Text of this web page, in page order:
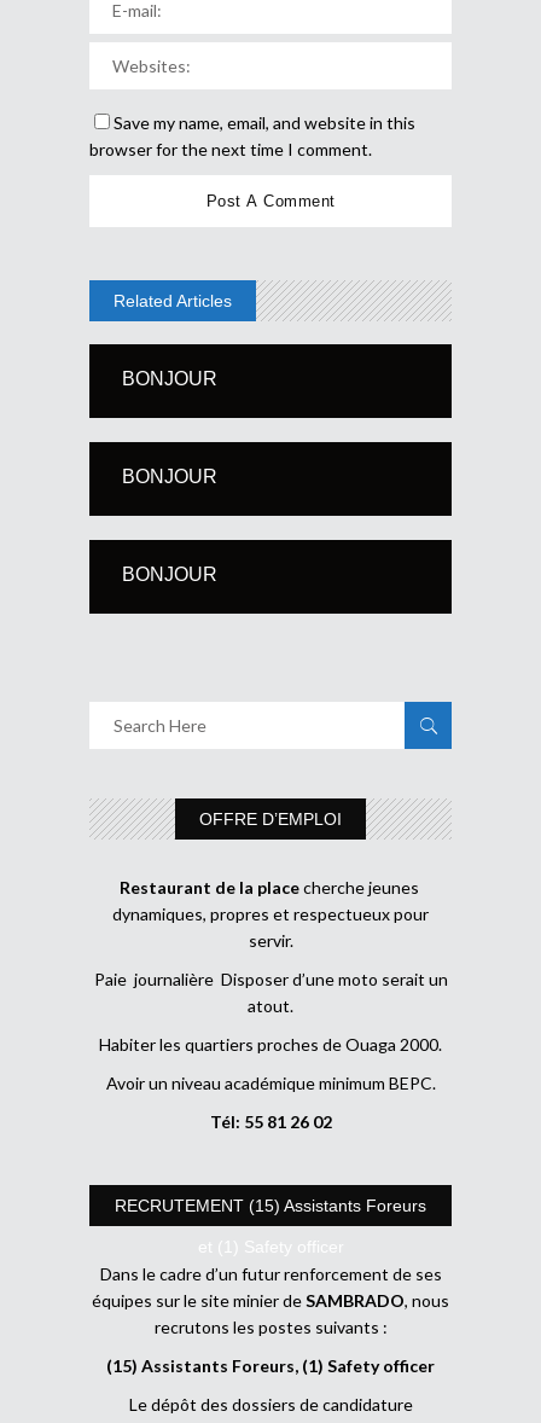
Save my name, email, and website in this
browser for the next time I comment.
Related Articles
BONJOUR
BONJOUR
BONJOUR
OFFRE D’EMPLOI
Restaurant de la placecherche jeunes
dynamiques, propres et respectueux pour
servir.
Paie journalière Disposer d’une moto serait un
atout.
Habiter les quartiers proches de Ouaga 2000.
Avoir un niveau académique minimum BEPC.
Tél: 55 81 26 02
RECRUTEMENT (15) Assistants Foreurs
et (1) Safety officer
Dans le cadre d’un futur renforcement de ses
équipes sur le site minier deSAMBRADO, nous
recrutons les postes suivants :
(15) Assistants Foreurs, (1) Safety officer
Le dépôt des dossiers de candidature